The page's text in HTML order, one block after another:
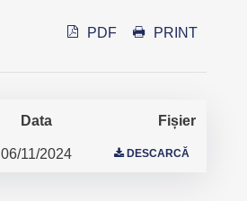
PDF PRINT
Data Fișier
06/11/2024 DESCARCĂ